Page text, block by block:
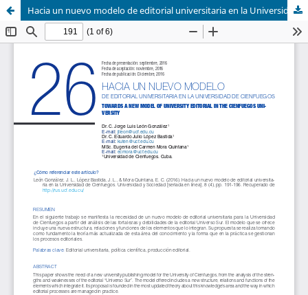
Hacia un nuevo modelo de editorial universitaria en la Universidad de Cienfuegos